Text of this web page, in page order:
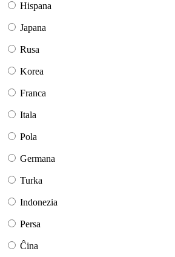
Hispana
Japana
Rusa
Korea
Franca
Itala
Pola
Germana
Turka
Indonezia
Persa
Ĉina